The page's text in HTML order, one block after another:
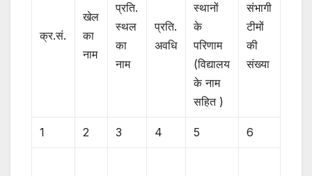
क्र.सं.
खेल
का
नाम
प्रति.
स्थल
का
नाम
प्रति.
अवधि
स्थानों
के
परिणाम
(विद्यालय
के नाम
सहित )
संभागी
टीमों
की
संख्या
1 2 3 4 5 6